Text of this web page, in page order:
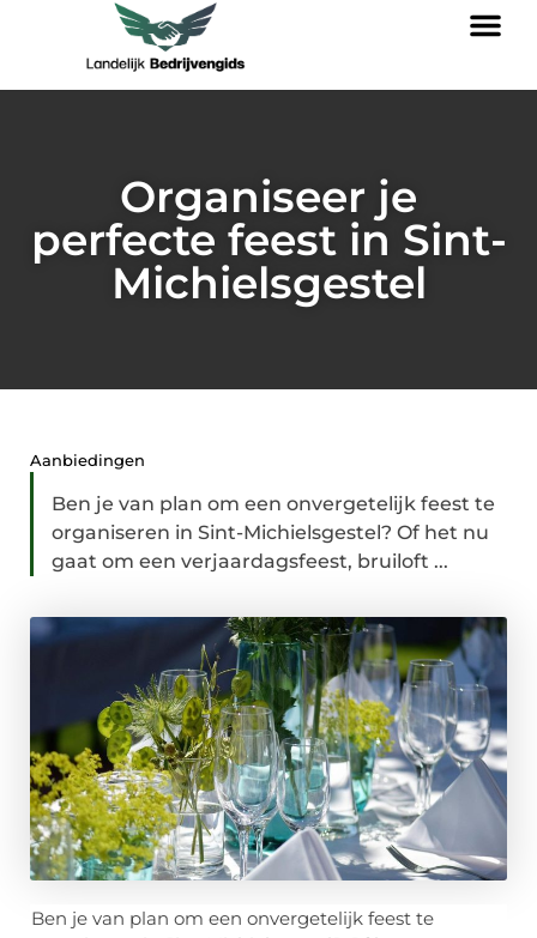
Organiseer je
perfecte feest in Sint-
Michielsgestel
Aanbiedingen
Ben je van plan om een onvergetelijk feest te
organiseren in Sint-Michielsgestel? Of het nu
gaat om een verjaardagsfeest, bruiloft ...
Ben je van plan om een onvergetelijk feest te